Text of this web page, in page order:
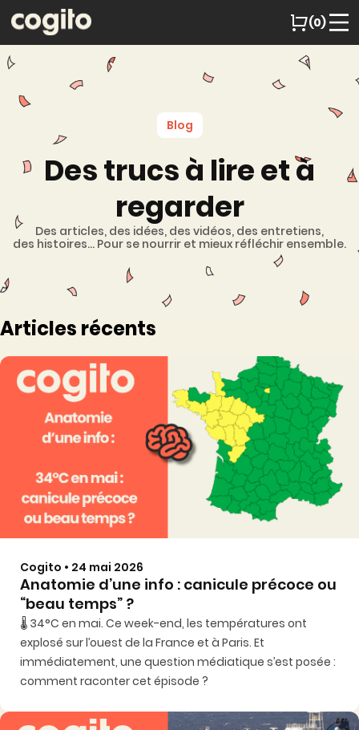
(0)
Blog
Des trucs à lire et à
regarder
Des articles, des idées, des vidéos, des entretiens,
des histoires... Pour se nourrir et mieux réfléchir ensemble.
Articles récents
Cogito • 24 mai 2026
Anatomie d’une info : canicule précoce ou
“beau temps” ?
🌡️ 34°C en mai. Ce week-end, les températures ont
explosé sur l’ouest de la France et à Paris. Et
immédiatement, une question médiatique s’est posée :
comment raconter cet épisode ?